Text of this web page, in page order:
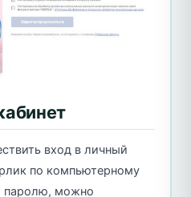
вход в личный
по компьютерному
паролю, можно